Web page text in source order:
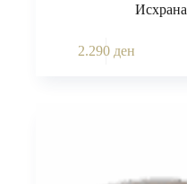
Исхрана
2.290 ден